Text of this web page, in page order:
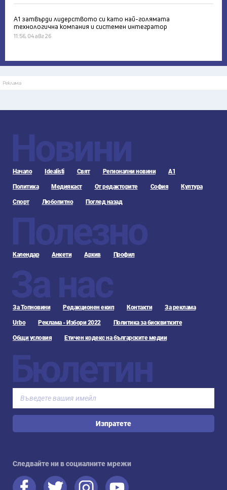
А1 затвърди лидерството си като най-голямата
технологична компания и системен интегратор
11:56, 04 авг 26
Реклама
Новини
Начало Idealisti Свят Регионални новини А1
Политика Медиякаст От редакторите София Култура
Спорт Любопитно Поглед назад
Полезно
Календар Анкети Архив Профил
За нас
За Топновини Редакционен екип Контакти За реклама
Urbo Реклама - Избори 2022 Политика за бисквитките
Общи условия Етичен кодекс на българските медии
Бюлетин
Изпратете
Следвайте ни в социалните мрежи